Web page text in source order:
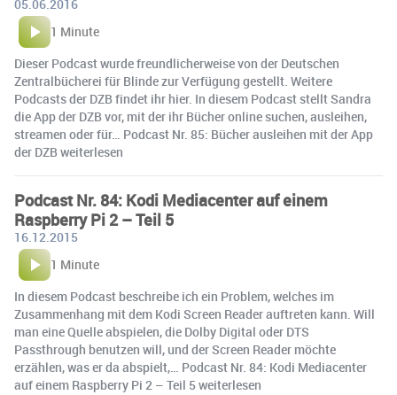
05.06.2016
1 Minute
Dieser Podcast wurde freundlicherweise von der Deutschen
Zentralbücherei für Blinde zur Verfügung gestellt. Weitere
Podcasts der DZB findet ihr hier. In diesem Podcast stellt Sandra
die App der DZB vor, mit der ihr Bücher online suchen, ausleihen,
streamen oder für… Podcast Nr. 85: Bücher ausleihen mit der App
der DZB weiterlesen
Podcast Nr. 84: Kodi Mediacenter auf einem
Raspberry Pi 2 – Teil 5
16.12.2015
1 Minute
In diesem Podcast beschreibe ich ein Problem, welches im
Zusammenhang mit dem Kodi Screen Reader auftreten kann. Will
man eine Quelle abspielen, die Dolby Digital oder DTS
Passthrough benutzen will, und der Screen Reader möchte
erzählen, was er da abspielt,… Podcast Nr. 84: Kodi Mediacenter
auf einem Raspberry Pi 2 – Teil 5 weiterlesen